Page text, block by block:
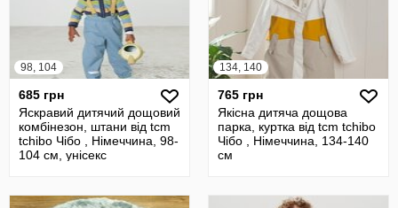
98, 104
685 грн
Яскравий дитячий дощовий
комбінезон, штани від tcm
tchibo Чібо , Німеччина, 98-
104 см, унісекс
134, 140
765 грн
Якісна дитяча дощова
парка, куртка від tcm tchibo
Чібо , Німеччина, 134-140
см